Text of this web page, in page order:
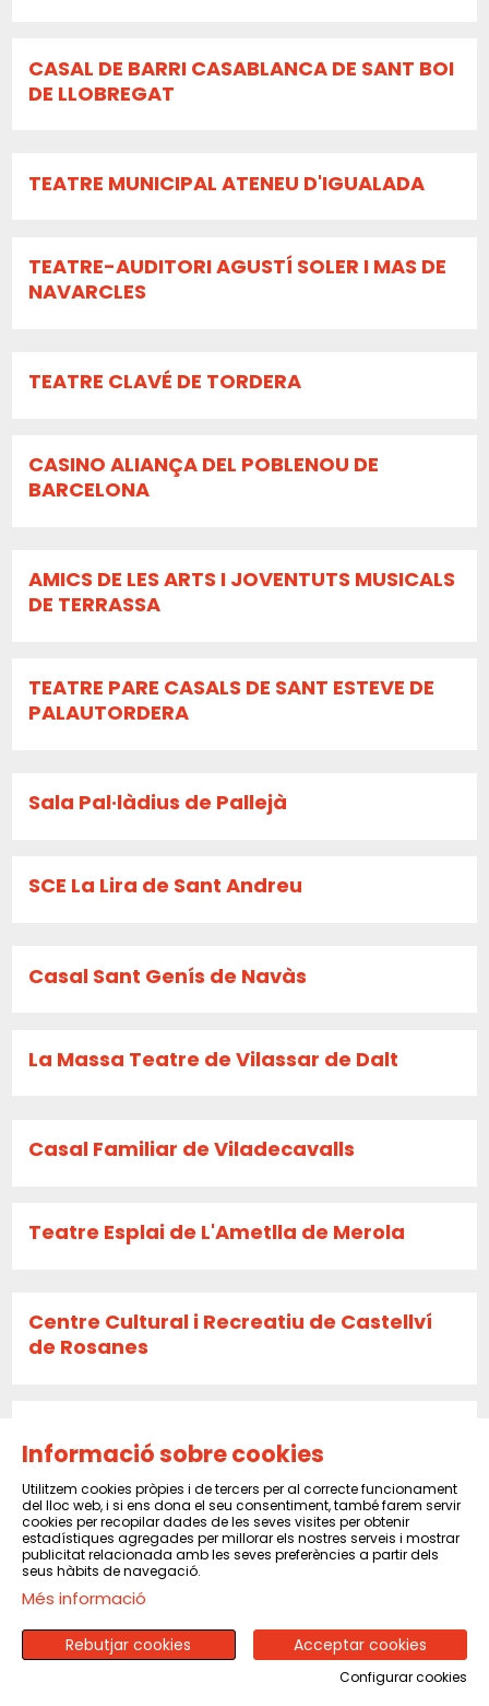
CASAL DE BARRI CASABLANCA DE SANT BOI
DE LLOBREGAT
TEATRE MUNICIPAL ATENEU D'IGUALADA
TEATRE-AUDITORI AGUSTÍ SOLER I MAS DE
NAVARCLES
TEATRE CLAVÉ DE TORDERA
CASINO ALIANÇA DEL POBLENOU DE
BARCELONA
AMICS DE LES ARTS I JOVENTUTS MUSICALS
DE TERRASSA
TEATRE PARE CASALS DE SANT ESTEVE DE
PALAUTORDERA
Sala Pal·làdius de Pallejà
SCE La Lira de Sant Andreu
Casal Sant Genís de Navàs
La Massa Teatre de Vilassar de Dalt
Casal Familiar de Viladecavalls
Teatre Esplai de L'Ametlla de Merola
Centre Cultural i Recreatiu de Castellví
de Rosanes
Sala El Sindicat de Balsareny
CENTRE CULTURAL I RECREATIU DE PINEDA
DE MAR
Informació sobre cookies
Utilitzem cookies pròpies i de tercers per al correcte funcionament
del lloc web, i si ens dona el seu consentiment, també farem servir
cookies per recopilar dades de les seves visites per obtenir
estadístiques agregades per millorar els nostres serveis i mostrar
publicitat relacionada amb les seves preferències a partir dels
seus hàbits de navegació.
Més informació
Acceptar cookies
Rebutjar cookies
Configurar cookies